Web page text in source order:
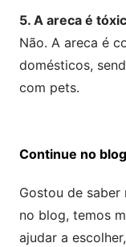
5. A areca é
Não. A areca é
domésticos,
com pets.
Continue no blog
Gostou de saber
no blog, temos
ajudar a